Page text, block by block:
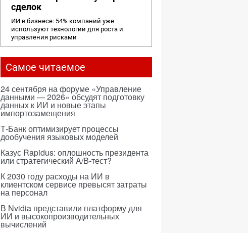
сделок
ИИ в бизнесе: 54% компаний уже
используют технологии для роста и
управления рисками
Самое читаемое
24 сентября на форуме «Управление
данными — 2026» обсудят подготовку
данных к ИИ и новые этапы
импортозамещения
Т-Банк оптимизирует процессы
дообучения языковых моделей
Казус Rapidus: оплошность президента
или стратегический A/B-тест?
К 2030 году расходы на ИИ в
клиентском сервисе превысят затраты
на персонал
В Nvidia представили платформу для
ИИ и высокопроизводительных
вычислений